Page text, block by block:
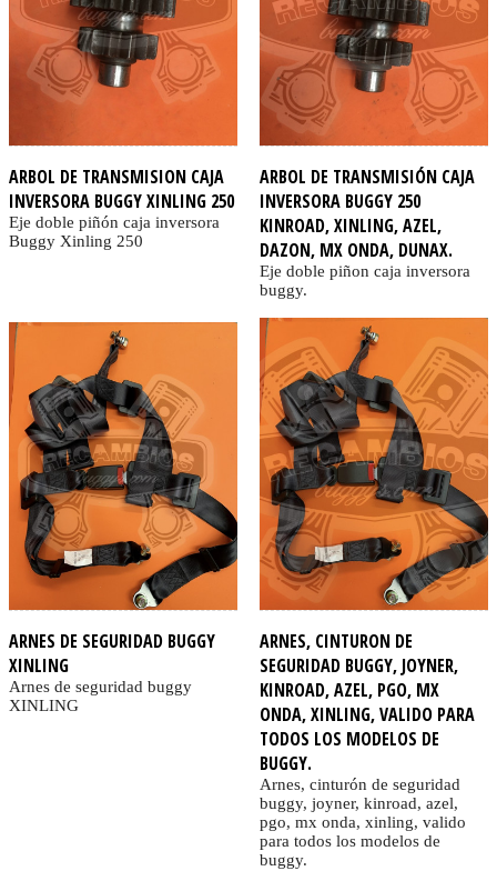
ARBOL DE TRANSMISION CAJA
INVERSORA BUGGY XINLING 250
Eje doble piñón caja inversora
Buggy Xinling 250
ARBOL DE TRANSMISIÓN CAJA
INVERSORA BUGGY 250
KINROAD, XINLING, AZEL,
DAZON, MX ONDA, DUNAX.
Eje doble piñon caja inversora
buggy.
ARNES DE SEGURIDAD BUGGY
XINLING
Arnes de seguridad buggy
XINLING
ARNES, CINTURON DE
SEGURIDAD BUGGY, JOYNER,
KINROAD, AZEL, PGO, MX
ONDA, XINLING, VALIDO PARA
TODOS LOS MODELOS DE
BUGGY.
Arnes, cinturón de seguridad
buggy, joyner, kinroad, azel,
pgo, mx onda, xinling, valido
para todos los modelos de
buggy.